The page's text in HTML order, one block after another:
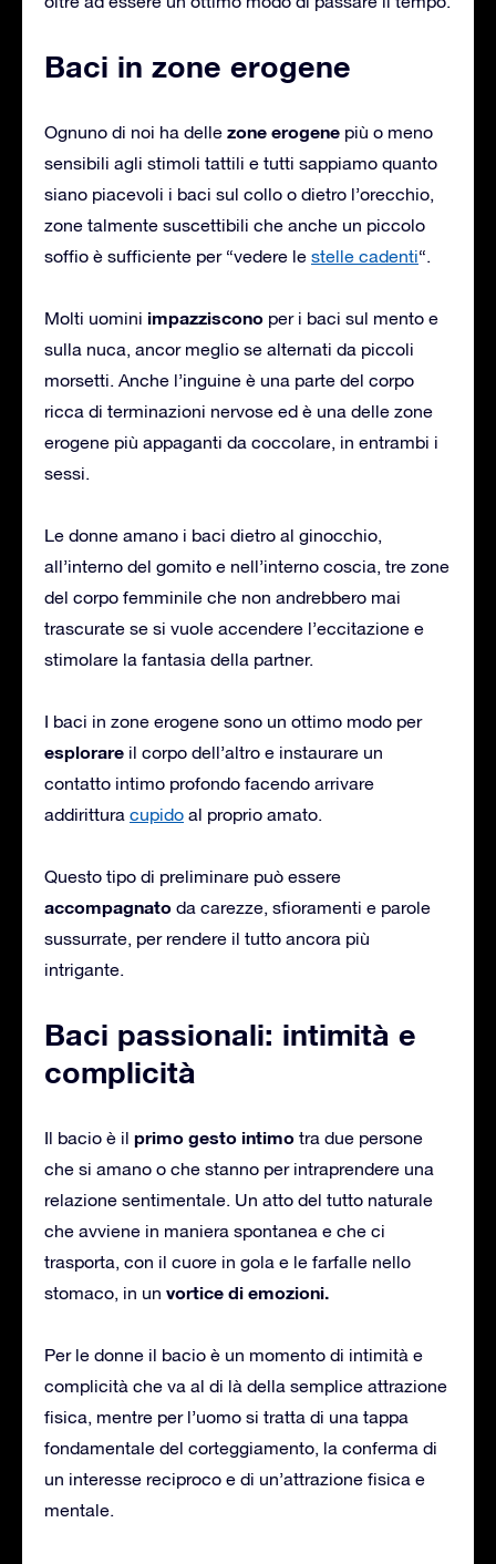
Baci in zone erogene
Ognuno di noi ha delle zone erogene più o meno
sensibili agli stimoli tattili e tutti sappiamo quanto
siano piacevoli i baci sul collo o dietro l’orecchio,
zone talmente suscettibili che anche un piccolo
soffio è sufficiente per “vedere le stelle cadenti“.
Molti uomini impazziscono per i baci sul mento e
sulla nuca, ancor meglio se alternati da piccoli
morsetti. Anche l’inguine è una parte del corpo
ricca di terminazioni nervose ed è una delle zone
erogene più appaganti da coccolare, in entrambi i
sessi.
Le donne amano i baci dietro al ginocchio,
all’interno del gomito e nell’interno coscia, tre zone
del corpo femminile che non andrebbero mai
trascurate se si vuole accendere l’eccitazione e
stimolare la fantasia della partner.
I baci in zone erogene sono un ottimo modo per
esplorare il corpo dell’altro e instaurare un
contatto intimo profondo facendo arrivare
addirittura cupido al proprio amato.
Questo tipo di preliminare può essere
accompagnato da carezze, sfioramenti e parole
sussurrate, per rendere il tutto ancora più
intrigante.
Baci passionali: intimità e
complicità
Il bacio è il primo gesto intimo tra due persone
che si amano o che stanno per intraprendere una
relazione sentimentale. Un atto del tutto naturale
che avviene in maniera spontanea e che ci
trasporta, con il cuore in gola e le farfalle nello
stomaco, in un vortice di emozioni.
Per le donne il bacio è un momento di intimità e
complicità che va al di là della semplice attrazione
fisica, mentre per l’uomo si tratta di una tappa
fondamentale del corteggiamento, la conferma di
un interesse reciproco e di un’attrazione fisica e
mentale.